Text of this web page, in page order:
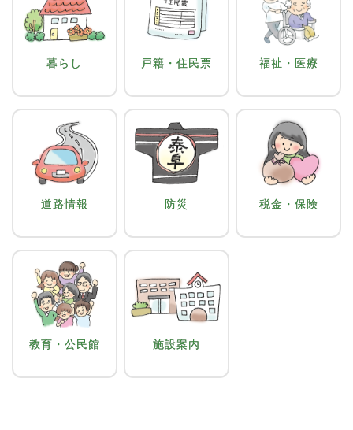
暮らし 戸籍・住民票 福祉・医療
道路情報 防災 税金・保険
教育・公民館 施設案内